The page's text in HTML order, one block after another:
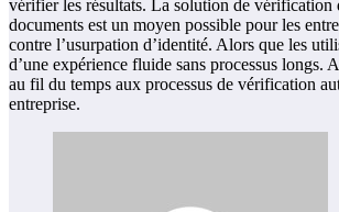
vérifier les résultats. La solution de vérification
documents est un moyen possible pour les
contre l’usurpation d’identité. Alors que les
d’une expérience fluide sans processus longs.
au fil du temps aux processus de vérification
entreprise.